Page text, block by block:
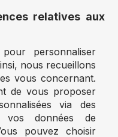
/ détaillants
?
prix revendeurs ?
pro
relatives aux
personnaliser
nous recueillons
vous concernant.
de vous proposer
via des
vos données de
pouvez choisir